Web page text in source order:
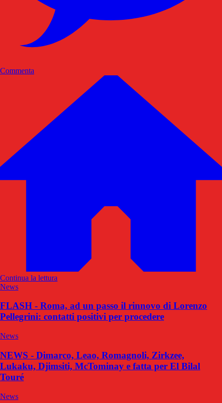
Commenta
Continua la lettura
News
FLASH - Roma, ad un passo il rinnovo di Lorenzo
Pellegrini: contatti positivi per procedere
News
NEWS - Dimarco, Leao, Romagnoli, Zirkzee,
Lukaku, Djimsiti, McTominay e fatta per El Bilal
Touré
News